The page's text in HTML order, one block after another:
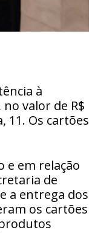
à
valor de R$
11. Os cartões
e em relação
de
a entrega dos
os cartões